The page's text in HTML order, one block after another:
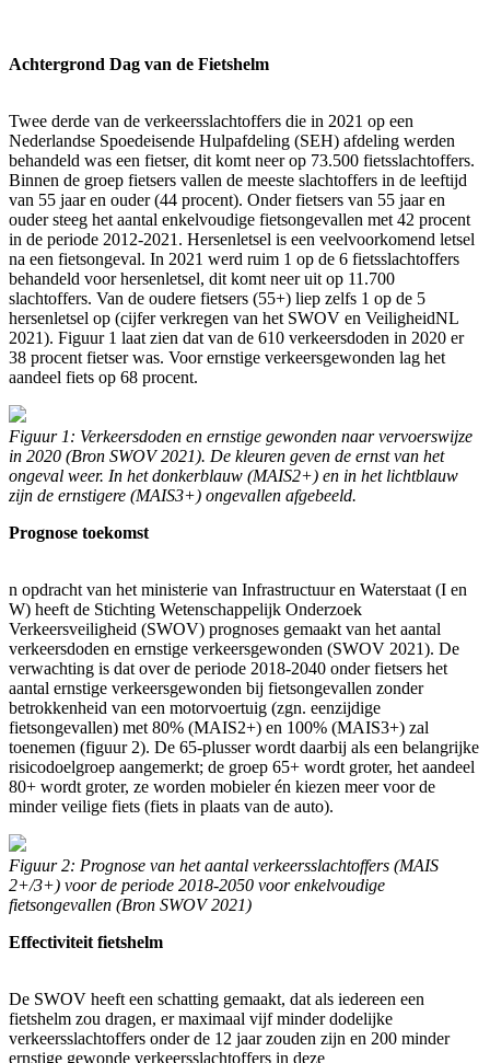
Achtergrond Dag van de Fietshelm
Twee derde van de verkeersslachtoffers die in 2021 op een
Nederlandse Spoedeisende Hulpafdeling (SEH) afdeling werden
behandeld was een fietser, dit komt neer op 73.500 fietsslachtoffers.
Binnen de groep fietsers vallen de meeste slachtoffers in de leeftijd
van 55 jaar en ouder (44 procent). Onder fietsers van 55 jaar en
ouder steeg het aantal enkelvoudige fietsongevallen met 42 procent
in de periode 2012-2021. Hersenletsel is een veelvoorkomend letsel
na een fietsongeval. In 2021 werd ruim 1 op de 6 fietsslachtoffers
behandeld voor hersenletsel, dit komt neer uit op 11.700
slachtoffers. Van de oudere fietsers (55+) liep zelfs 1 op de 5
hersenletsel op (cijfer verkregen van het SWOV en VeiligheidNL
2021). Figuur 1 laat zien dat van de 610 verkeersdoden in 2020 er
38 procent fietser was. Voor ernstige verkeersgewonden lag het
aandeel fiets op 68 procent.
Figuur 1: Verkeersdoden en ernstige gewonden naar vervoerswijze
in 2020 (Bron SWOV 2021). De kleuren geven de ernst van het
ongeval weer. In het donkerblauw (MAIS2+) en in het lichtblauw
zijn de ernstigere (MAIS3+) ongevallen afgebeeld.
Prognose toekomst
n opdracht van het ministerie van Infrastructuur en Waterstaat (I en
W) heeft de Stichting Wetenschappelijk Onderzoek
Verkeersveiligheid (SWOV) prognoses gemaakt van het aantal
verkeersdoden en ernstige verkeersgewonden (SWOV 2021). De
verwachting is dat over de periode 2018-2040 onder fietsers het
aantal ernstige verkeersgewonden bij fietsongevallen zonder
betrokkenheid van een motorvoertuig (zgn. eenzijdige
fietsongevallen) met 80% (MAIS2+) en 100% (MAIS3+) zal
toenemen (figuur 2). De 65-plusser wordt daarbij als een belangrijke
risicodoelgroep aangemerkt; de groep 65+ wordt groter, het aandeel
80+ wordt groter, ze worden mobieler én kiezen meer voor de
minder veilige fiets (fiets in plaats van de auto).
Figuur 2: Prognose van het aantal verkeersslachtoffers (MAIS
2+/3+) voor de periode 2018-2050 voor enkelvoudige
fietsongevallen (Bron SWOV 2021)
Effectiviteit fietshelm
De SWOV heeft een schatting gemaakt, dat als iedereen een
fietshelm zou dragen, er maximaal vijf minder dodelijke
verkeersslachtoffers onder de 12 jaar zouden zijn en 200 minder
ernstige gewonde verkeersslachtoffers in deze